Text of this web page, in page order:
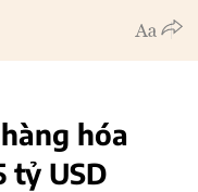
hóa
tỷ USD